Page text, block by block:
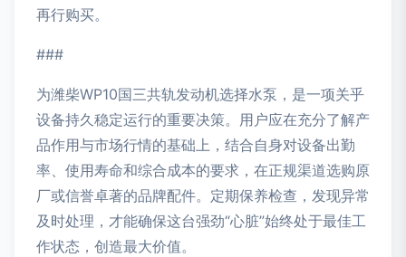
再行购买。
###
为潍柴WP10国三共轨发动机选择水泵，是一项关乎
设备持久稳定运行的重要决策。用户应在充分了解产
品作用与市场行情的基础上，结合自身对设备出勤
率、使用寿命和综合成本的要求，在正规渠道选购原
厂或信誉卓著的品牌配件。定期保养检查，发现异常
及时处理，才能确保这台强劲“心脏”始终处于最佳工
作状态，创造最大价值。